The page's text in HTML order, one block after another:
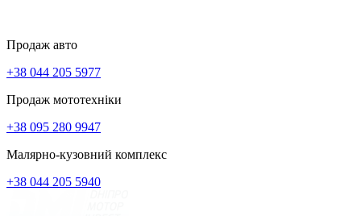
Продаж авто
+38 044 205 5977
Продаж мототехніки
+38 095 280 9947
Малярно-кузовний комплекс
+38 044 205 5940